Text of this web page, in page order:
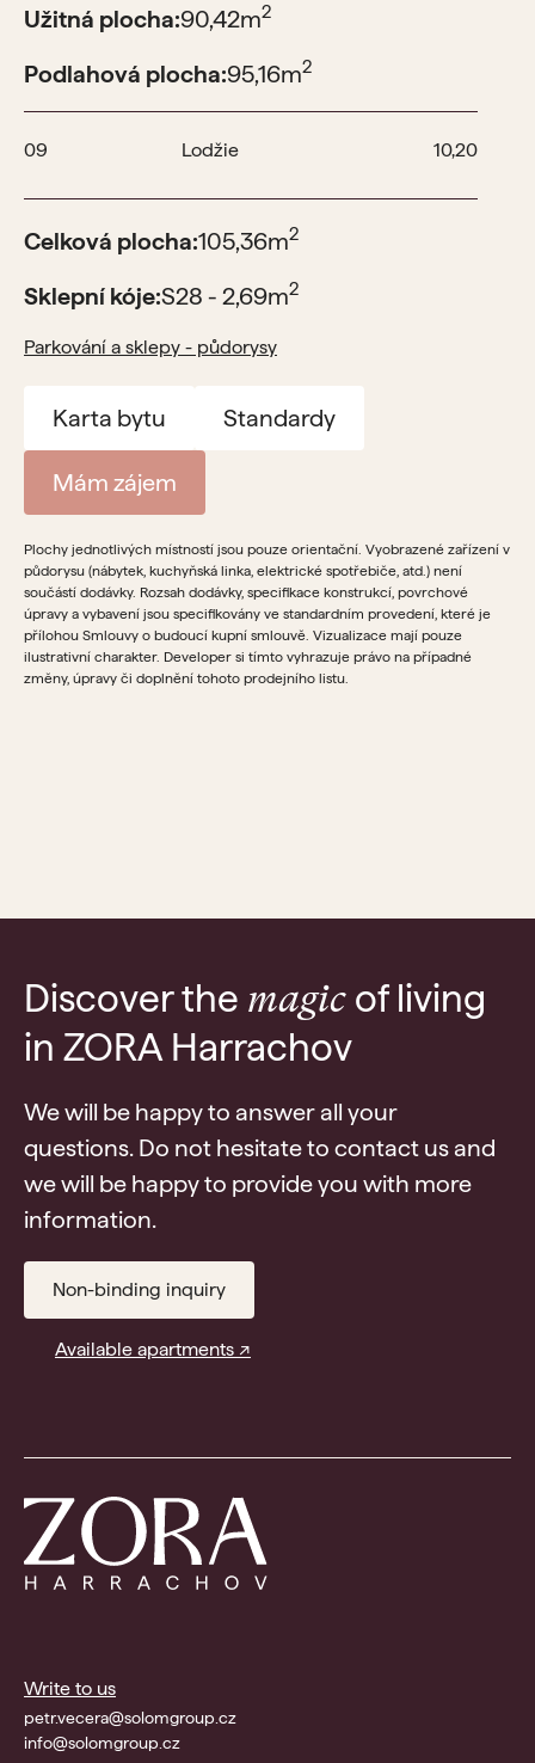
Užitná plocha:90,42m2
Podlahová plocha:95,16m2
09 Lodžie 10,20
Celková plocha:105,36m2
Sklepní kóje:S28 - 2,69m2
Parkování a sklepy - půdorysy
Karta bytu Standardy
Mám zájem
Plochy jednotlivých místností jsou pouze orientační. Vyobrazené zařízení v
půdorysu (nábytek, kuchyňská linka, elektrické spotřebiče, atd.) není
součástí dodávky. Rozsah dodávky, specifikace konstrukcí, povrchové
úpravy a vybavení jsou specifikovány ve standardním provedení, které je
přílohou Smlouvy o budoucí kupní smlouvě. Vizualizace mají pouze
ilustrativní charakter. Developer si tímto vyhrazuje právo na případné
změny, úpravy či doplnění tohoto prodejního listu.
Discover the magic of living
in ZORA Harrachov
We will be happy to answer all your
questions. Do not hesitate to contact us and
we will be happy to provide you with more
information.
Non-binding inquiry
Available apartments ↗
Write to us
petr.vecera@solomgroup.cz
info@solomgroup.cz